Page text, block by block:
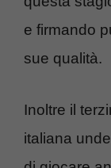
e firmando
sue qualità.
Inoltre il
italiana